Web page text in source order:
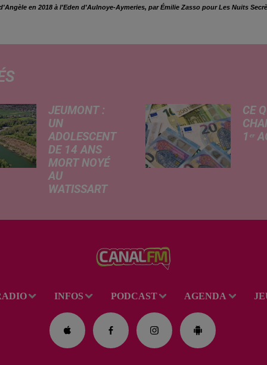
en 2018 à l'Eden d'Aulnoye-Aymeries, par Émilie Zasso pour Les Nuits
JEUMONT :
UN
ADOLESCENT
DE 14 ANS
MORT NOYÉ
AU
WATISSART
informations
lundi par nos
confrères de La
le plan d'eau de
la base de loisirs
du...
CE
1ᵉʳ
de
INFOS PODCAST AGENDA